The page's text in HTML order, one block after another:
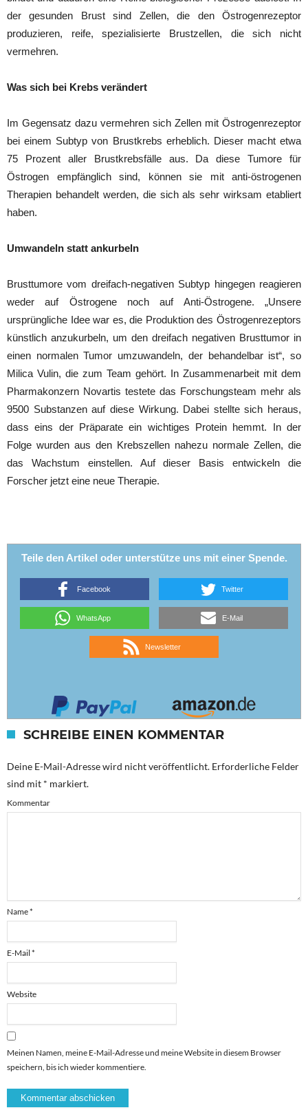
der gesunden Brust sind Zellen, die den Östrogenrezeptor
produzieren, reife, spezialisierte Brustzellen, die sich nicht
vermehren.
Was sich bei Krebs verändert
Im Gegensatz dazu vermehren sich Zellen mit Östrogenrezeptor
bei einem Subtyp von Brustkrebs erheblich. Dieser macht etwa
75 Prozent aller Brustkrebsfälle aus. Da diese Tumore für
Östrogen empfänglich sind, können sie mit anti-östrogenen
Therapien behandelt werden, die sich als sehr wirksam etabliert
haben.
Umwandeln statt ankurbeln
Brusttumore vom dreifach-negativen Subtyp hingegen reagieren
weder auf Östrogene noch auf Anti-Östrogene. „Unsere
ursprüngliche Idee war es, die Produktion des Östrogenrezeptors
künstlich anzukurbeln, um den dreifach negativen Brusttumor in
einen normalen Tumor umzuwandeln, der behandelbar ist“, so
Milica Vulin, die zum Team gehört. In Zusammenarbeit mit dem
Pharmakonzern Novartis testete das Forschungsteam mehr als
9500 Substanzen auf diese Wirkung. Dabei stellte sich heraus,
dass eins der Präparate ein wichtiges Protein hemmt. In der
Folge wurden aus den Krebszellen nahezu normale Zellen, die
das Wachstum einstellen. Auf dieser Basis entwickeln die
Forscher jetzt eine neue Therapie.
Teile den Artikel oder unterstütze uns mit einer Spende.
Facebook Twitter
WhatsApp E-Mail
Newsletter
SCHREIBE EINEN KOMMENTAR
Deine E-Mail-Adresse wird nicht veröffentlicht. Erforderliche Felder
sind mit * markiert.
Kommentar
Name*
E-Mail *
Website
Meinen Namen, meine E-Mail-Adresse und meine Website in diesem Browser
speichern, bis ich wieder kommentiere.